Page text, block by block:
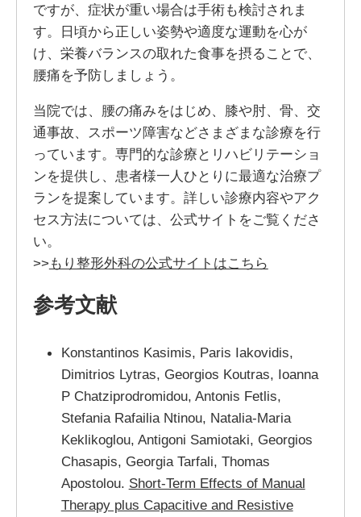
ですが、症状が重い場合は手術も検討されま
す。日頃から正しい姿勢や適度な運動を心が
け、栄養バランスの取れた食事を摂ることで、
腰痛を予防しましょう。
当院では、腰の痛みをはじめ、膝や肘、骨、交
通事故、スポーツ障害などさまざまな診療を行
っています。専門的な診療とリハビリテーショ
ンを提供し、患者様一人ひとりに最適な治療プ
ランを提案しています。詳しい診療内容やアク
セス方法については、公式サイトをご覧くださ
い。
>> もり整形外科の公式サイトはこちら
参考文献
Konstantinos Kasimis, Paris Iakovidis,
Dimitrios Lytras, Georgios Koutras, Ioanna
P Chatziprodromidou, Antonis Fetlis,
Stefania Rafailia Ntinou, Natalia-Maria
Keklikoglou, Antigoni Samiotaki, Georgios
Chasapis, Georgia Tarfali, Thomas
Apostolou. Short-Term Effects of Manual
Therapy plus Capacitive and Resistive